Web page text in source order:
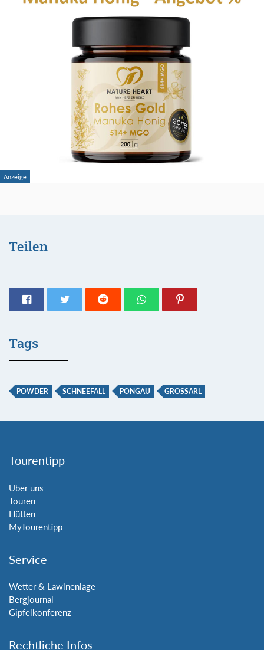
Teilen
Tags
POWDER SCHNEEFALL PONGAU GROSSARL
Tourentipp
Über uns
Touren
Hütten
MyTourentipp
Service
Wetter & Lawinenlage
Bergjournal
Gipfelkonferenz
Rechtliche Infos